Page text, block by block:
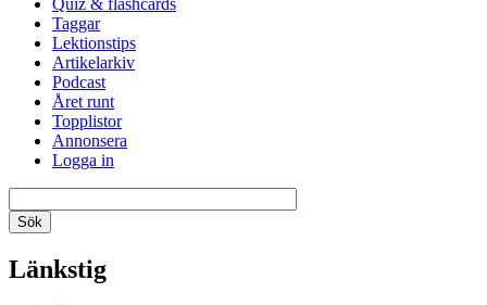
Quiz & flashcards
Taggar
Lektionstips
Artikelarkiv
Podcast
Året runt
Topplistor
Annonsera
Logga in
Länkstig